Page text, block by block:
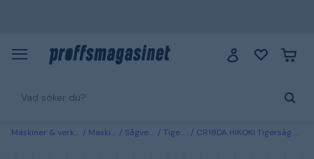
Maskiner & verktyg Maskiner Sågverktyg Tigersågar CR18DA HiKOKI Tigersåg utan batteri och laddare